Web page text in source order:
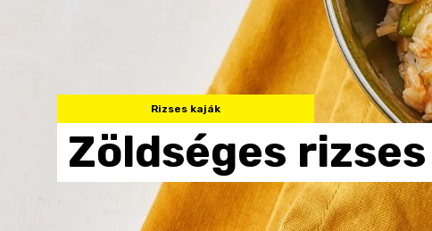
Rizses kaják
Zöldséges rizses